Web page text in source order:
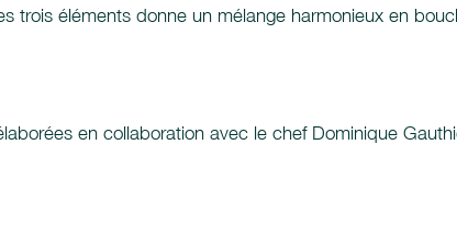
trois éléments donne un mélange harmonieux en
en collaboration avec le chef Dominique